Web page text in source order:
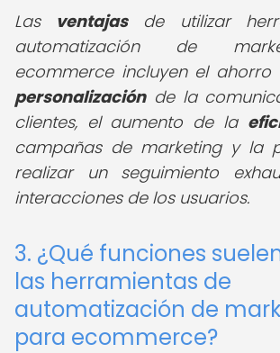
Las ventajasde utilizar
automatización de
ecommerce incluyen el
personalizaciónde la
clientes, el aumento de la
campañas de marketing y la
realizar un seguimiento
interacciones de los usuarios.
3. ¿Qué funciones
las herramientas de
automatización de
para ecommerce?